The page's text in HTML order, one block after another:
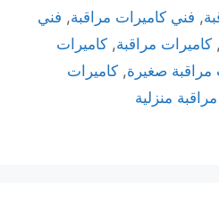
, فني كاميرات مراقبة, فني
, كاميرات مراقبة, كاميرات
مراقبة صغيرة, كاميرات
منزلية